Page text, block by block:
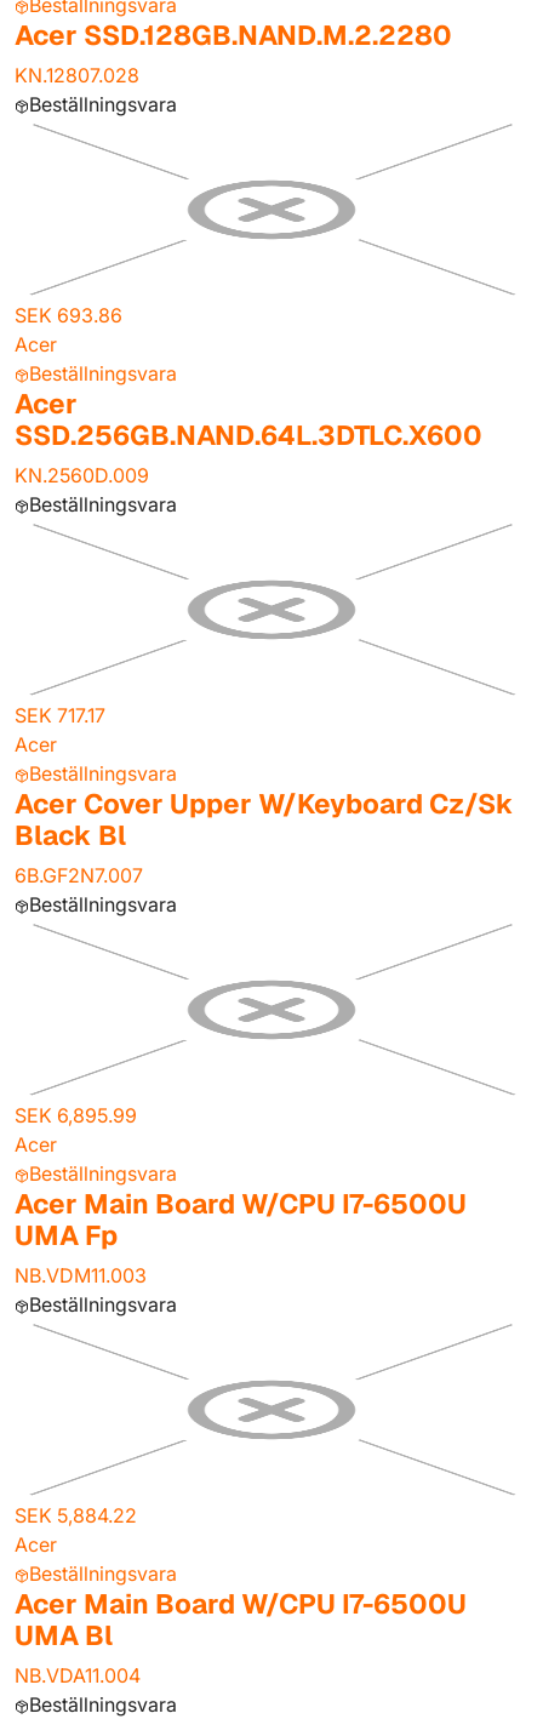
Beställningsvara
Acer SSD.128GB.NAND.M.2.2280
KN.12807.028
Beställningsvara
SEK 693.86
Acer
Beställningsvara
Acer
SSD.256GB.NAND.64L.3DTLC.X600
KN.2560D.009
Beställningsvara
SEK 717.17
Acer
Beställningsvara
Acer Cover Upper W/Keyboard Cz/Sk
Black Bl
6B.GF2N7.007
Beställningsvara
SEK 6,895.99
Acer
Beställningsvara
Acer Main Board W/CPU I7-6500U
UMA Fp
NB.VDM11.003
Beställningsvara
SEK 5,884.22
Acer
Beställningsvara
Acer Main Board W/CPU I7-6500U
UMA Bl
NB.VDA11.004
Beställningsvara